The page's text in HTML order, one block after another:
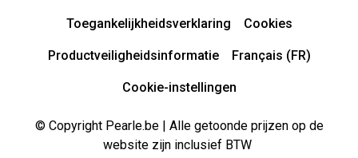
Toegankelijkheidsverklaring Cookies
Productveiligheidsinformatie Français (FR)
Cookie-instellingen
© Copyright Pearle.be | Alle getoonde prijzen op de
website zijn inclusief BTW